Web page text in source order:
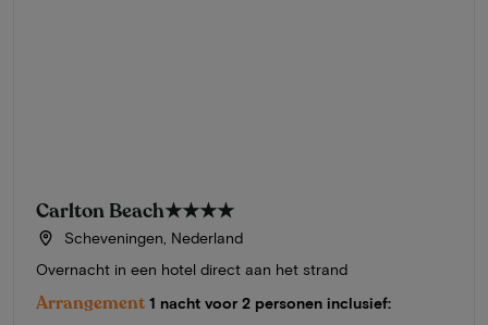
Carlton Beach★★★★
Scheveningen, Nederland
Overnacht in een hotel direct aan het strand
Arrangement 1 nacht voor 2 personen inclusief: